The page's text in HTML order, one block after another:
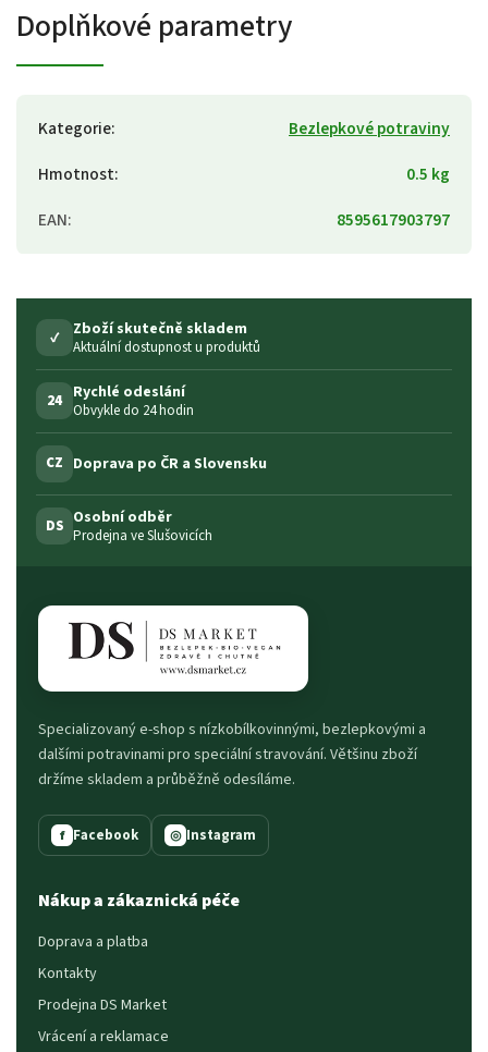
Doplňkové parametry
Kategorie:
Bezlepkové potraviny
Hmotnost:
0.5 kg
EAN: 8595617903797
✓ Zboží skutečně skladem
Aktuální dostupnost u produktů
24 Rychlé odeslání
Obvykle do 24 hodin
CZ Doprava po ČR a Slovensku
DS Osobní odběr
Prodejna ve Slušovicích
Specializovaný e-shop s nízkobílkovinnými, bezlepkovými a
dalšími potravinami pro speciální stravování. Většinu zboží
držíme skladem a průběžně odesíláme.
f Facebook ◎ Instagram
Nákup a zákaznická péče
Doprava a platba
Kontakty
Prodejna DS Market
Vrácení a reklamace